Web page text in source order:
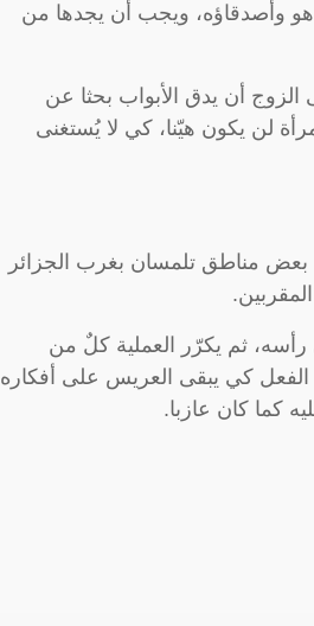
هو وأصدقاؤه، ويجب أن يجدها من
أن يدق الأبواب بحثا عن
لن يكون هيّنا، كي لا يُستغنى
بعض مناطق تلمسان بغرب الجزائر
ثم يكرّر العملية كلٌ من
الفعل كي يبقى العريس على أفكاره
كما كان عازبا.